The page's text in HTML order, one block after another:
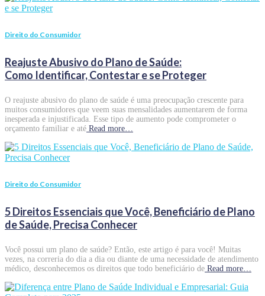
Direito do Consumidor
Reajuste Abusivo do Plano de Saúde:
Como Identificar, Contestar e se Proteger
O reajuste abusivo do plano de saúde é uma preocupação crescente para
muitos consumidores que veem suas mensalidades aumentarem de forma
inesperada e injustificada. Esse tipo de aumento pode comprometer o
orçamento familiar e até Read more…
Direito do Consumidor
5 Direitos Essenciais que Você, Beneficiário de Plano
de Saúde, Precisa Conhecer
Você possui um plano de saúde? Então, este artigo é para você! Muitas
vezes, na correria do dia a dia ou diante de uma necessidade de atendimento
médico, desconhecemos os direitos que todo beneficiário de Read more…